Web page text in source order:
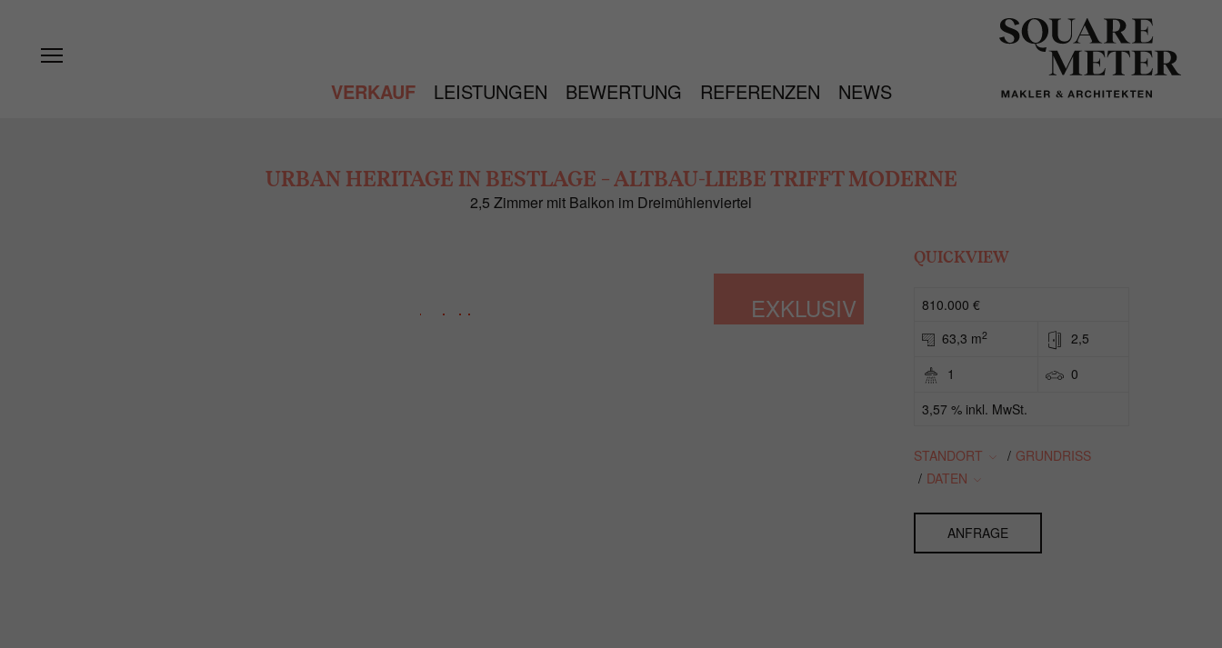
VERKAUF LEISTUNGEN BEWERTUNG REFERENZEN NEWS
URBAN HERITAGE IN BESTLAGE – ALTBAU-LIEBE TRIFFT MODERNE
2,5 Zimmer mit Balkon im Dreimühlenviertel
EXKLUSIV
QUICKVIEW
810.000 €
63,3 m2
2,5
1
0
3,57 % inkl. MwSt.
STANDORT / GRUNDRISS
/ DATEN
ANFRAGE